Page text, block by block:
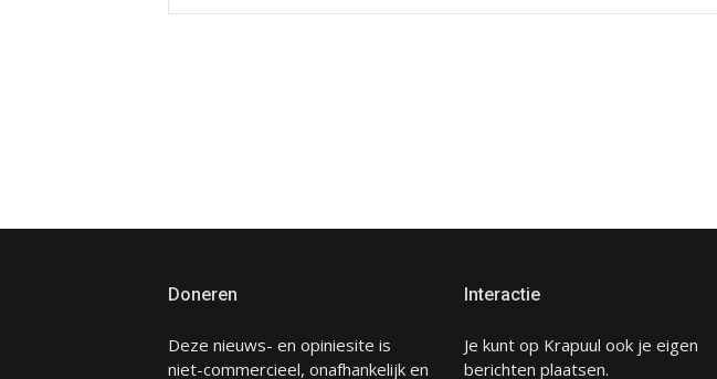
Doneren
Deze nieuws- en opiniesite is
niet-commercieel, onafhankelijk en
Interactie
Je kunt op Krapuul ook je eigen
berichten plaatsen.